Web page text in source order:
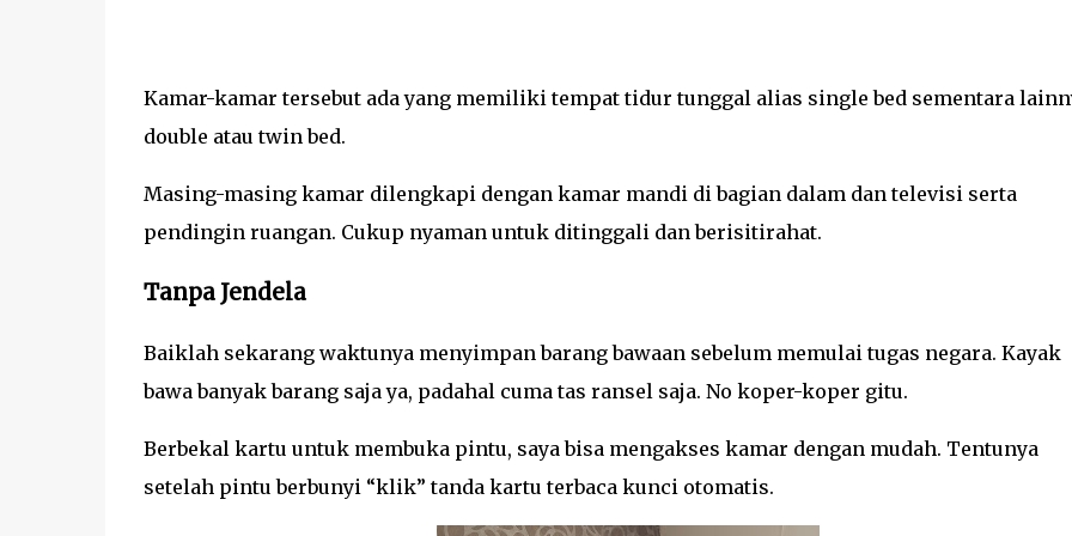
Kamar-kamar tersebut ada yang memiliki tempat tidur tunggal alias single bed sementara
double atau twin bed.
Masing-masing kamar dilengkapi dengan kamar mandi di bagian dalam dan televisi serta
pendingin ruangan. Cukup nyaman untuk ditinggali dan berisitirahat.
Tanpa Jendela
Baiklah sekarang waktunya menyimpan barang bawaan sebelum memulai tugas negara. Kayak
bawa banyak barang saja ya, padahal cuma tas ransel saja. No koper-koper gitu.
Berbekal kartu untuk membuka pintu, saya bisa mengakses kamar dengan mudah. Tentunya
setelah pintu berbunyi “klik” tanda kartu terbaca kunci otomatis.